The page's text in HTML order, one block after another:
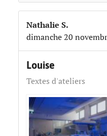
Nathalie S.
dimanche 20
Louise
Textes d'ateliers